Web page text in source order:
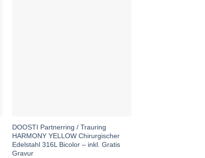
DOOSTI Partnerring / Trauring
HARMONY YELLOW Chirurgischer
Edelstahl 316L Bicolor – inkl. Gratis
Gravur